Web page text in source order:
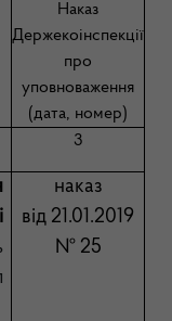
Наказ
Держекоінспекції
про
уповноваження
(дата, номер)
3
наказ
від 21.01.2019
№ 25